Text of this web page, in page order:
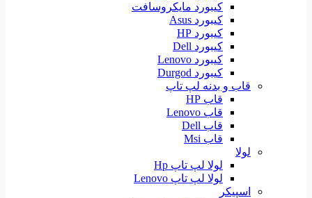
کیبورد مایکروسافت
کیبورد Asus
کیبورد HP
کیبورد Dell
کیبورد Lenovo
کیبورد Durgod
قاب و بدنه لپ تاپ
قاب HP
قاب Lenovo
قاب Dell
قاب Msi
لولا
لولا لپ تاپ Hp
لولا لپ تاپ Lenovo
اسپیکر